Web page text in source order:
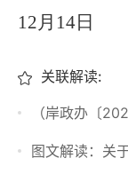
12月14日
关联解读: